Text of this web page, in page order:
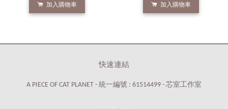
加入購物車 加入購物車
快速連結
A PIECE OF CAT PLANET - 統一編號 : 61514499 - 芯室工作室